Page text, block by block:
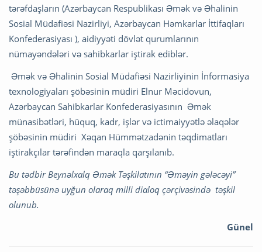
tərəfdaşların (Azərbaycan Respublikası Əmək və Əhalinin
Sosial Müdafiəsi Nazirliyi, Azərbaycan Həmkarlar İttifaqları
Konfederasiyası ), aidiyyəti dövlət qurumlarının
nümayəndələri və sahibkarlar iştirak ediblər.
Əmək və Əhalinin Sosial Müdafiəsi Nazirliyinin İnformasiya
texnologiyaları şöbəsinin müdiri Elnur Məcidovun,
Azərbaycan Sahibkarlar Konfederasiyasının Əmək
münasibətləri, hüquq, kadr, işlər və ictimaiyyətlə əlaqələr
şöbəsinin müdiri Xəqan Hümmətzadənin təqdimatları
iştirakçılar tərəfindən maraqla qarşılanıb.
Bu tədbir Beynəlxalq Əmək Təşkilatının “Əməyin gələcəyi”
təşəbbüsünə uyğun olaraq milli dialoq çərçivəsində təşkil
olunub.
Günel